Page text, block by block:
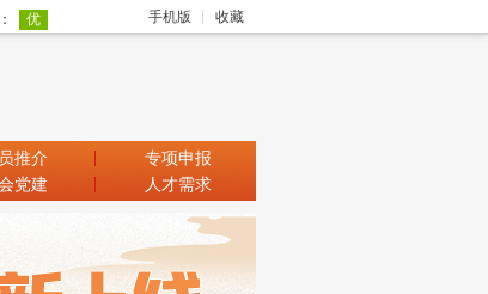
收藏
手机版
推介
专项申报
党建 人才需求